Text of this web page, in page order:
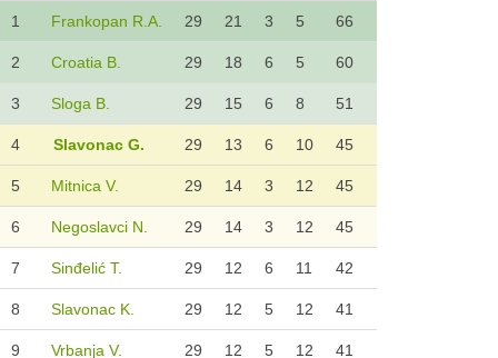
1 Frankopan R.A. 29 21 3 5 66
2 Croatia B. 29 18 6 5 60
3 Sloga B. 29 15 6 8 51
4 Slavonac G. 29 13 6 10 45
5 Mitnica V. 29 14 3 12 45
6 Negoslavci N. 29 14 3 12 45
7 Sinđelić T. 29 12 6 11 42
8 Slavonac K. 29 12 5 12 41
9 Vrbanja V. 29 12 5 12 41